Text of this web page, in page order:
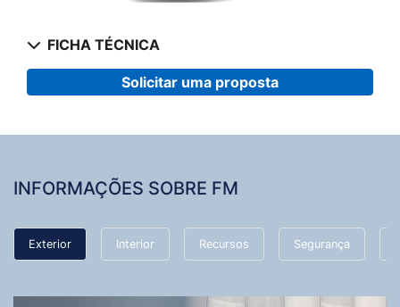
FICHA TÉCNICA
Solicitar uma proposta
INFORMAÇÕES SOBRE FM
Exterior Interior Recursos Segurança